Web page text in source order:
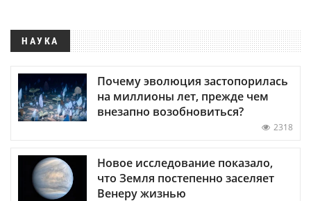
НАУКА
Почему эволюция застопорилась
на миллионы лет, прежде чем
внезапно возобновиться?
2318
Новое исследование показало,
что Земля постепенно заселяет
Венеру жизнью